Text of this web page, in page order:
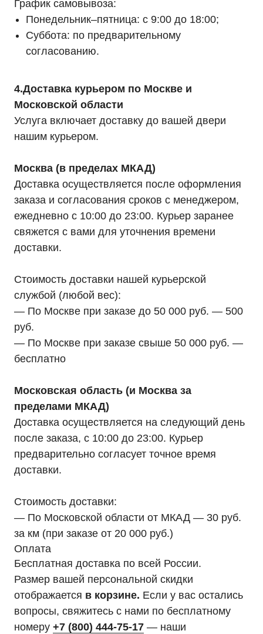
График самовывоза:
Понедельник–пятница: с 9:00 до 18:00;
Суббота: по предварительному
согласованию.
4.Доставка курьером по Москве и
Московской области
Услуга включает доставку до вашей двери
нашим курьером.
Москва (в пределах МКАД)
Доставка осуществляется после оформления
заказа и согласования сроков с менеджером,
ежедневно с 10:00 до 23:00. Курьер заранее
свяжется с вами для уточнения времени
доставки.
Стоимость доставки нашей курьерской
службой (любой вес):
— По Москве при заказе до 50 000 руб. — 500
руб.
— По Москве при заказе свыше 50 000 руб. —
бесплатно
Московская область (и Москва за
пределами МКАД)
Доставка осуществляется на следующий день
после заказа, с 10:00 до 23:00. Курьер
предварительно согласует точное время
доставки.
Стоимость доставки:
— По Московской области от МКАД — 30 руб.
за км (при заказе от 20 000 руб.)
Оплата
Бесплатная доставка по всей России.
Размер вашей персональной скидки
отображается в корзине. Если у вас остались
вопросы, свяжитесь с нами по бесплатному
номеру +7 (800) 444-75-17 — наши
официальным
дилером «HIDEN"
Оставьте заявку на подбор ИБП
и наши менеджеры помогут вам
подобрать подходящий вариант
Оставить заявку